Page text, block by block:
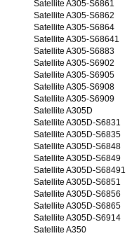
Satellite A305-S6861
Satellite A305-S6862
Satellite A305-S6864
Satellite A305-S68641
Satellite A305-S6883
Satellite A305-S6902
Satellite A305-S6905
Satellite A305-S6908
Satellite A305-S6909
Satellite A305D
Satellite A305D-S6831
Satellite A305D-S6835
Satellite A305D-S6848
Satellite A305D-S6849
Satellite A305D-S68491
Satellite A305D-S6851
Satellite A305D-S6856
Satellite A305D-S6865
Satellite A305D-S6914
Satellite A350